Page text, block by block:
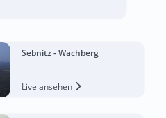
Sebnitz - Wachberg
Live ansehen